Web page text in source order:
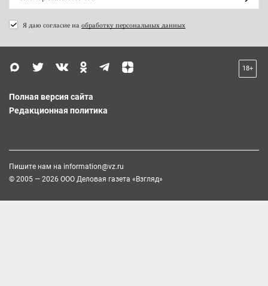
Я даю согласие на обработку персональных данных
18+
Полная версия сайта
Редакционная политика
Пишите нам на information@vz.ru
© 2005 — 2026 ООО Деловая газета «Взгляд»